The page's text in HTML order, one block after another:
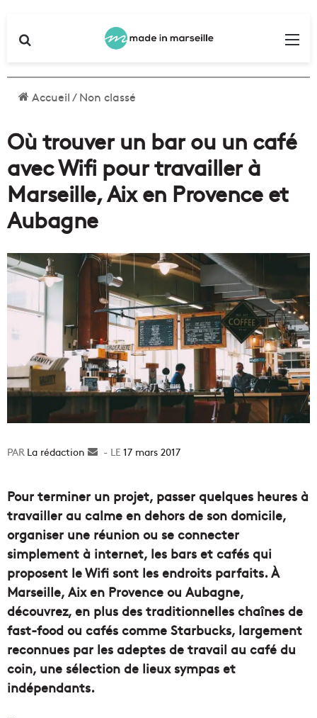
Accueil/Non classé
Où trouver un bar ou un café
avec Wifi pour travailler à
Marseille, Aix en Provence et
Aubagne
La rédaction
Envoyer17 mars 2017
Pour terminer un projet, passer quelques heures à
travailler au calme en dehors de son domicile,
organiser une réunion ou se connecter
simplement à internet, les bars et cafés qui
proposent le Wifi sont les endroits parfaits. À
Marseille, Aix en Provence ou Aubagne,
découvrez, en plus des traditionnelles chaînes de
fast-food ou cafés comme Starbucks, largement
reconnues par les adeptes de travail au café du
coin, une sélection de lieux sympas et
indépendants.